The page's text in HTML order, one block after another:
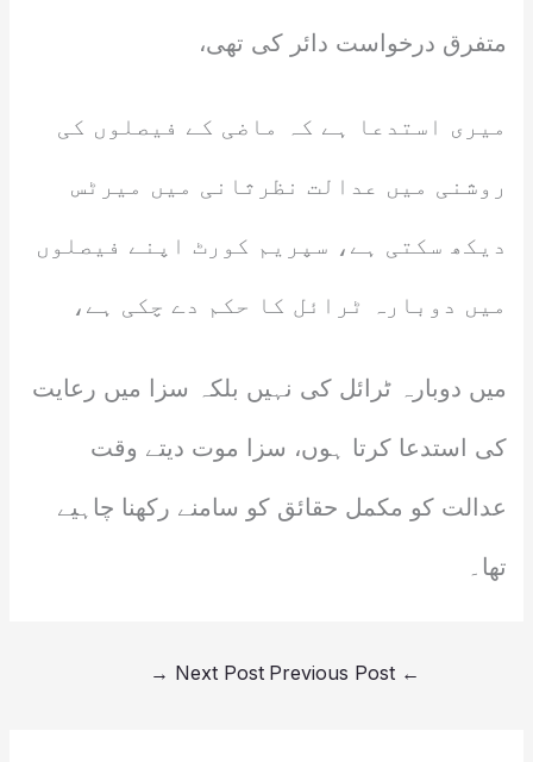
متفرق درخواست دائر کی تھی،
میری استدعا ہے کہ ماضی کے فیصلوں کی
روشنی میں عدالت نظرثانی میں میرٹس
دیکھ سکتی ہے، سپریم کورٹ اپنے فیصلوں
میں دوبارہ ٹرائل کا حکم دے چکی ہے،
میں دوبارہ ٹرائل کی نہیں بلکہ سزا میں رعایت
کی استدعا کرتا ہوں، سزا موت دیتے وقت
عدالت کو مکمل حقائق کو سامنے رکھنا چاہیے
تھا۔
←
Next Post
→